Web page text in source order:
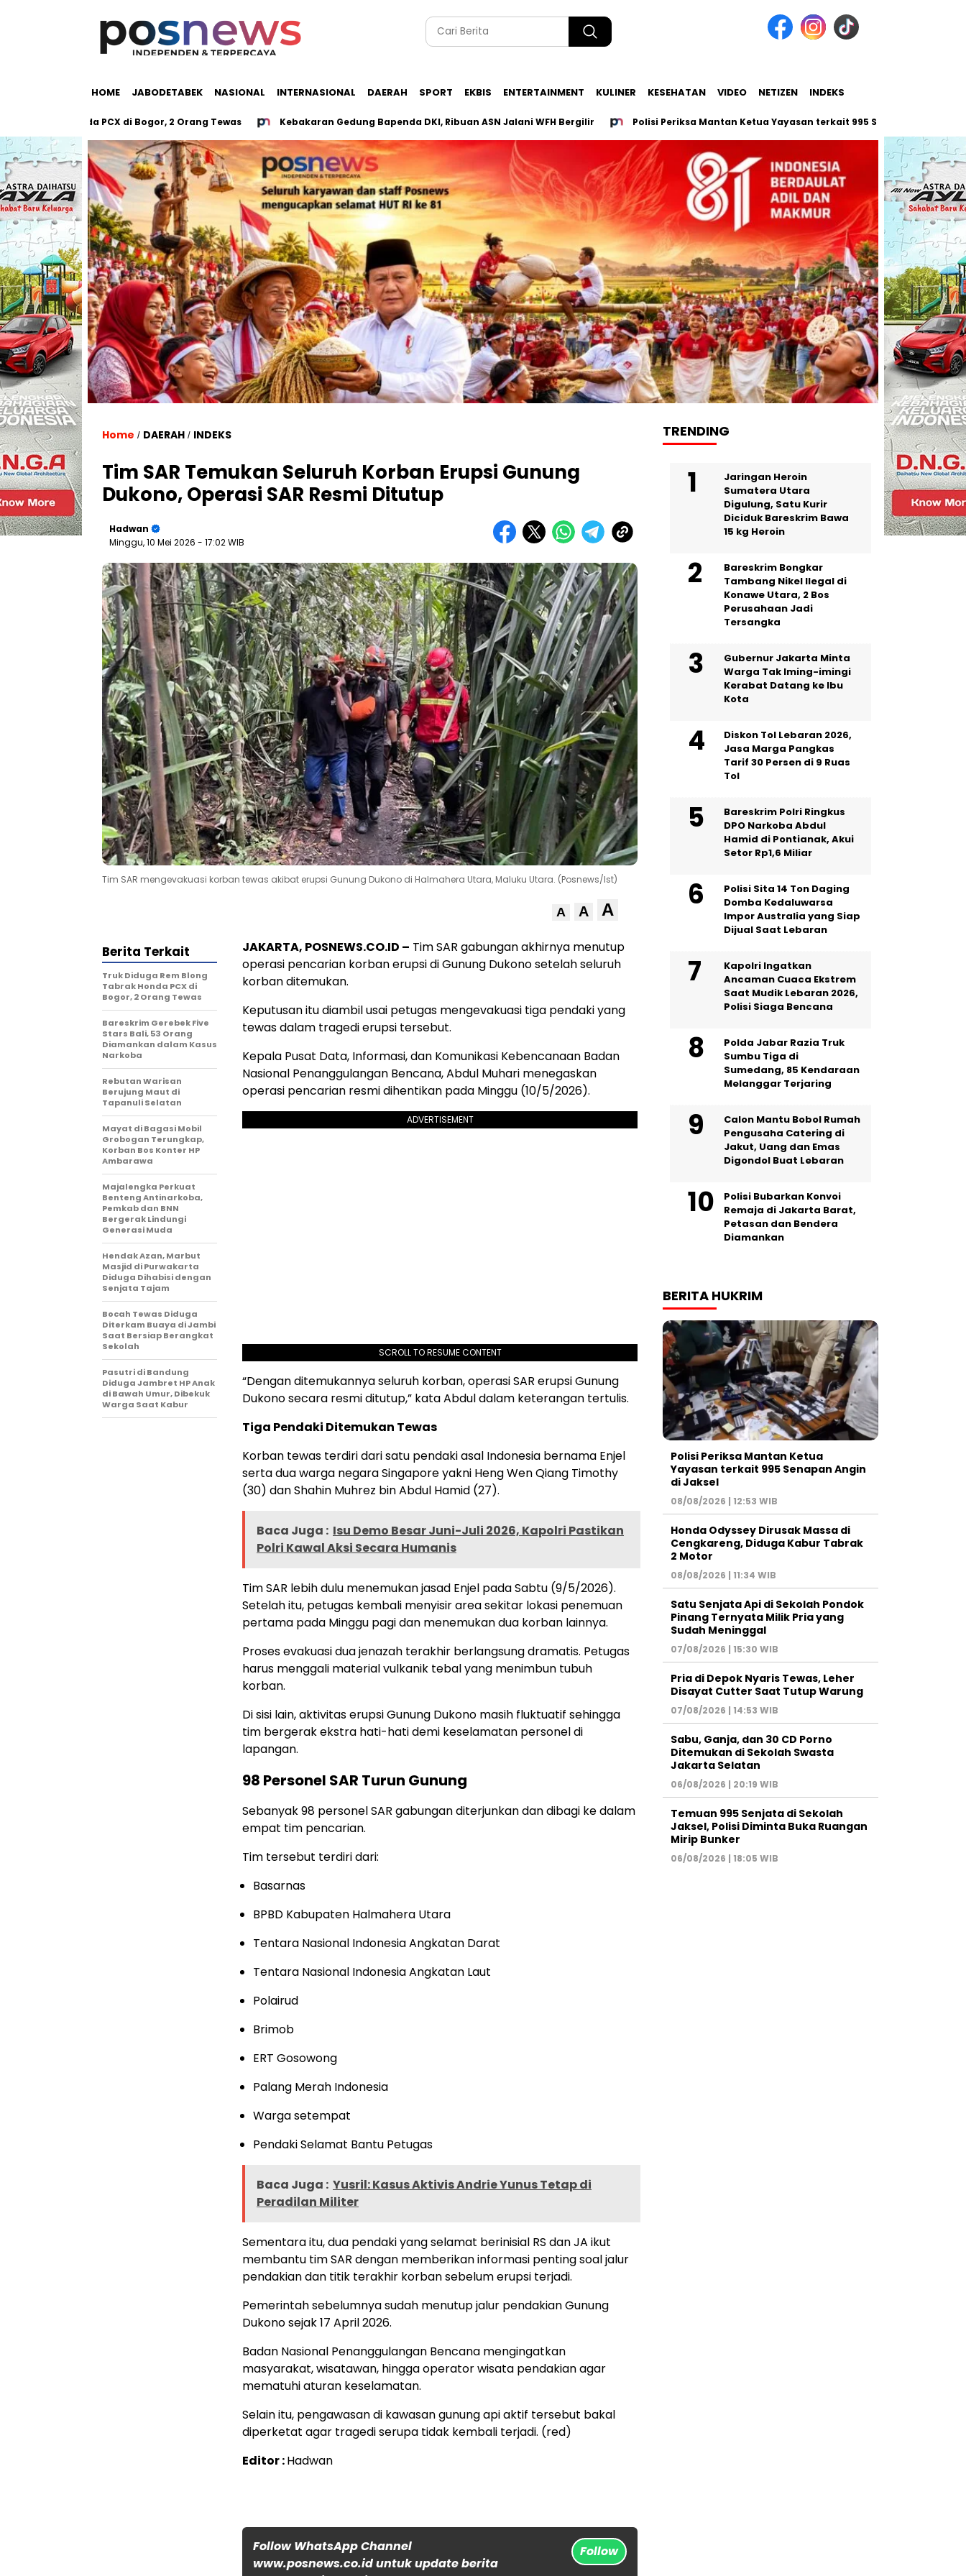
HOME JABODETABEK NASIONAL INTERNASIONAL DAERAH SPORT EKBIS ENTERTAINMENT KULINER KESEHATAN VIDEO NETIZEN INDEKS
Honda PCX di Bogor, 2 Orang Tewas Kebakaran Gedung Bapenda DKI, Ribuan ASN Jalani WFH Bergilir Polisi Periksa Mantan Ketua Yayasan terkait 995 Senapan Angin di Jaksel
Home / DAERAH / INDEKS
Tim SAR Temukan Seluruh Korban Erupsi Gunung
Dukono, Operasi SAR Resmi Ditutup
Hadwan
Minggu, 10 Mei 2026 - 17:02 WIB
Tim SAR mengevakuasi korban tewas akibat erupsi Gunung Dukono di Halmahera Utara, Maluku Utara. (Posnews/Ist)
A A A
JAKARTA, POSNEWS.CO.ID – Tim SAR gabungan akhirnya menutup
operasi pencarian korban erupsi di Gunung Dukono setelah seluruh
korban ditemukan.
Keputusan itu diambil usai petugas mengevakuasi tiga pendaki yang
tewas dalam tragedi erupsi tersebut.
Kepala Pusat Data, Informasi, dan Komunikasi Kebencanaan Badan
Nasional Penanggulangan Bencana, Abdul Muhari menegaskan
operasi pencarian resmi dihentikan pada Minggu (10/5/2026).
ADVERTISEMENT
SCROLL TO RESUME CONTENT
“Dengan ditemukannya seluruh korban, operasi SAR erupsi Gunung
Dukono secara resmi ditutup,” kata Abdul dalam keterangan tertulis.
Tiga Pendaki Ditemukan Tewas
Korban tewas terdiri dari satu pendaki asal Indonesia bernama Enjel
serta dua warga negara Singapore yakni Heng Wen Qiang Timothy
(30) dan Shahin Muhrez bin Abdul Hamid (27).
Baca Juga : Isu Demo Besar Juni-Juli 2026, Kapolri Pastikan
Polri Kawal Aksi Secara Humanis
Tim SAR lebih dulu menemukan jasad Enjel pada Sabtu (9/5/2026).
Setelah itu, petugas kembali menyisir area sekitar lokasi penemuan
pertama pada Minggu pagi dan menemukan dua korban lainnya.
Proses evakuasi dua jenazah terakhir berlangsung dramatis. Petugas
harus menggali material vulkanik tebal yang menimbun tubuh
korban.
Di sisi lain, aktivitas erupsi Gunung Dukono masih fluktuatif sehingga
tim bergerak ekstra hati-hati demi keselamatan personel di
lapangan.
98 Personel SAR Turun Gunung
Sebanyak 98 personel SAR gabungan diterjunkan dan dibagi ke dalam
empat tim pencarian.
Tim tersebut terdiri dari:
Basarnas
BPBD Kabupaten Halmahera Utara
Tentara Nasional Indonesia Angkatan Darat
Tentara Nasional Indonesia Angkatan Laut
Polairud
Brimob
ERT Gosowong
Palang Merah Indonesia
Warga setempat
Pendaki Selamat Bantu Petugas
Baca Juga : Yusril: Kasus Aktivis Andrie Yunus Tetap di
Peradilan Militer
Sementara itu, dua pendaki yang selamat berinisial RS dan JA ikut
membantu tim SAR dengan memberikan informasi penting soal jalur
pendakian dan titik terakhir korban sebelum erupsi terjadi.
Pemerintah sebelumnya sudah menutup jalur pendakian Gunung
Dukono sejak 17 April 2026.
Badan Nasional Penanggulangan Bencana mengingatkan
masyarakat, wisatawan, hingga operator wisata pendakian agar
mematuhi aturan keselamatan.
Selain itu, pengawasan di kawasan gunung api aktif tersebut bakal
diperketat agar tragedi serupa tidak kembali terjadi. (red)
Editor :Hadwan
Follow WhatsApp Channel
www.posnews.co.id untuk update berita
Follow
Berita Terkait
Truk Diduga Rem Blong
Tabrak Honda PCX di
Bogor, 2 Orang Tewas
Bareskrim Gerebek Five
Stars Bali, 53 Orang
Diamankan dalam Kasus
Narkoba
Rebutan Warisan
Berujung Maut di
Tapanuli Selatan
Mayat di Bagasi Mobil
Grobogan Terungkap,
Korban Bos Konter HP
Ambarawa
Majalengka Perkuat
Benteng Antinarkoba,
Pemkab dan BNN
Bergerak Lindungi
Generasi Muda
Hendak Azan, Marbut
Masjid di Purwakarta
Diduga Dihabisi dengan
Senjata Tajam
Bocah Tewas Diduga
Diterkam Buaya di Jambi
Saat Bersiap Berangkat
Sekolah
Pasutri di Bandung
Diduga Jambret HP Anak
di Bawah Umur, Dibekuk
Warga Saat Kabur
TRENDING
Jaringan Heroin
Sumatera Utara
Digulung, Satu Kurir
Diciduk Bareskrim Bawa
15 kg Heroin
Bareskrim Bongkar
Tambang Nikel Ilegal di
Konawe Utara, 2 Bos
Perusahaan Jadi
Tersangka
Gubernur Jakarta Minta
Warga Tak Iming-imingi
Kerabat Datang ke Ibu
Kota
Diskon Tol Lebaran 2026,
Jasa Marga Pangkas
Tarif 30 Persen di 9 Ruas
Tol
Bareskrim Polri Ringkus
DPO Narkoba Abdul
Hamid di Pontianak, Akui
Setor Rp1,6 Miliar
Polisi Sita 14 Ton Daging
Domba Kedaluwarsa
Impor Australia yang Siap
Dijual Saat Lebaran
Kapolri Ingatkan
Ancaman Cuaca Ekstrem
Saat Mudik Lebaran 2026,
Polisi Siaga Bencana
Polda Jabar Razia Truk
Sumbu Tiga di
Sumedang, 85 Kendaraan
Melanggar Terjaring
Calon Mantu Bobol Rumah
Pengusaha Catering di
Jakut, Uang dan Emas
Digondol Buat Lebaran
Polisi Bubarkan Konvoi
Remaja di Jakarta Barat,
Petasan dan Bendera
Diamankan
BERITA HUKRIM
Polisi Periksa Mantan Ketua
Yayasan terkait 995 Senapan Angin
di Jaksel
08/08/2026 | 12:53 WIB
Honda Odyssey Dirusak Massa di
Cengkareng, Diduga Kabur Tabrak
2 Motor
08/08/2026 | 11:34 WIB
Satu Senjata Api di Sekolah Pondok
Pinang Ternyata Milik Pria yang
Sudah Meninggal
07/08/2026 | 15:30 WIB
Pria di Depok Nyaris Tewas, Leher
Disayat Cutter Saat Tutup Warung
07/08/2026 | 14:53 WIB
Sabu, Ganja, dan 30 CD Porno
Ditemukan di Sekolah Swasta
Jakarta Selatan
06/08/2026 | 20:19 WIB
Temuan 995 Senjata di Sekolah
Jaksel, Polisi Diminta Buka Ruangan
Mirip Bunker
06/08/2026 | 18:05 WIB